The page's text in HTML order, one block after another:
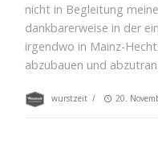
nicht in Begleitung
dankbarerweise in der
irgendwo in Mainz-
abzubauen und
wurstzeit / 20.